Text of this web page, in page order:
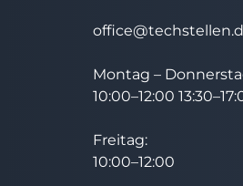
Montag –
10:00–12:00
Freitag:
10:00–12:00